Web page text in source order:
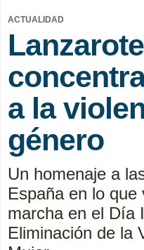
ACTUALIDAD
a la
género
Un homenaje a
España en lo
marcha en el Día
Eliminación de la